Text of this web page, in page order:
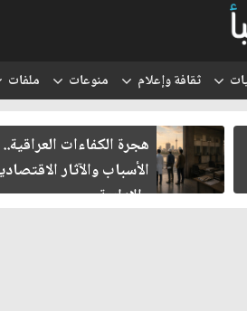
ثقافة وإعلام منوعات ملفات
هجرة الكفاءات العراقية..
الأسباب والآثار الاقتصادية
والإدارية